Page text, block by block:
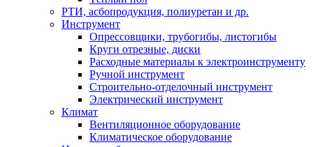
РТИ, асбопродукция, полиуретан и др.
Инструмент
Опрессовщики, трубогибы, листогибы
Круги отрезные, диски
Расходные материалы к электроинструменту
Ручной инструмент
Строительно-отделочный инструмент
Электрический инструмент
Климат
Вентиляционное оборудование
Климатическое оборудование